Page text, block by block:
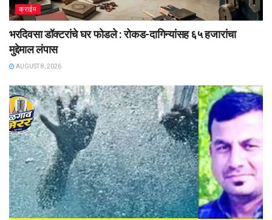
क्राईम
भरदिवसा डॉक्टरांचे घर फोडले : रोकड-दागिन्यांसह ६५ हजारांचा
मुद्देमाल लंपास
AUGUST 8, 2026